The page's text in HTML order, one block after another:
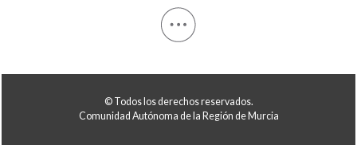
© Todos los derechos reservados.
Comunidad Autónoma de la Región de Murcia